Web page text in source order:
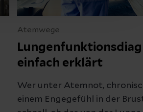
Atemwege
einfach erklärt
Wer unter Atemnot,
einem Engegefühl in der